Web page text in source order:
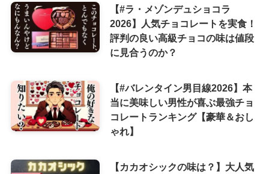
【#ラ・メゾンデュショコラ
2026】人気チョコレートを実食！
評判の良い高級チョコの味は値段
に見合うのか？
【#バレンタイン男目線2026】本
当に美味しい男性が喜ぶ最強チョ
コレートランキング【豪華＆おし
ゃれ】
【カカオシックの味は？】大人気